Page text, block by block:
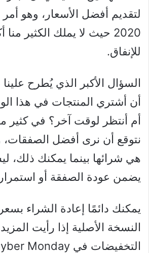
لتقديم أفضل الأسعار، وهو
2020 حيث لا يملك الكثير
للإنفاق.
السؤال الأكبر الذي يُطرح
أن أشتري المنتجات في هذا
أم أنتظر لوقت آخر؟ في كثير
نتوقع أن نرى أفضل الصفقات،
هي شرائها بينما يمكنك ذلك،
يضمن عودة الصفقة أو
يمكنك دائمًا إعادة الشراء
النسخة الأصلية إذا رأيت